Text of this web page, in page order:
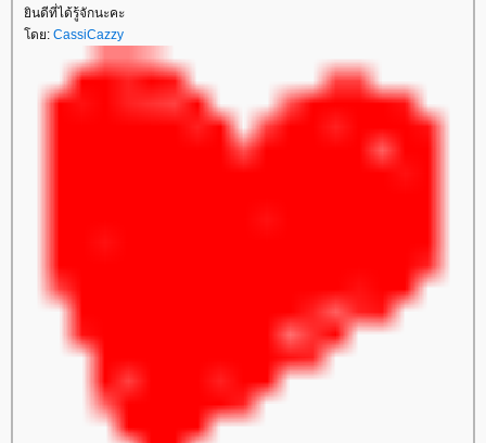
ินดีที่ได้รู้จักนะคะ
ดย: CassiCazzy